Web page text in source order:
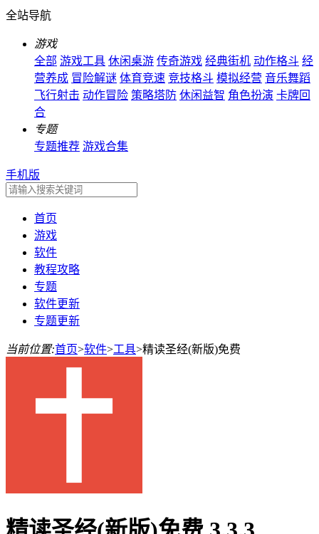
全站导航
游戏
全部 游戏工具 休闲桌游 传奇游戏 经典街机 动作格斗 经
营养成 冒险解谜 体育竞速 竞技格斗 模拟经营 音乐舞蹈
飞行射击 动作冒险 策略塔防 休闲益智 角色扮演 卡牌回
合
专题
专题推荐 游戏合集
手机版
首页
游戏
软件
教程攻略
专题
软件更新
专题更新
当前位置:首页>软件>工具>精读圣经(新版)免费